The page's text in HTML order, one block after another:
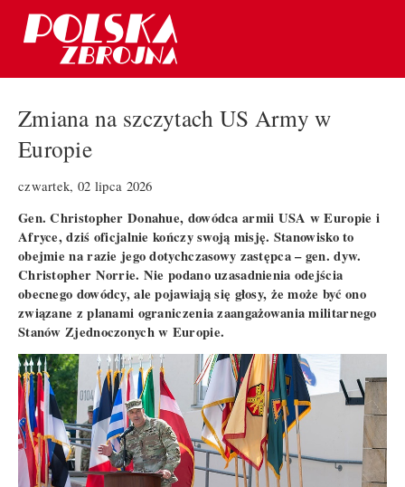
Zmiana na szczytach US Army w
Europie
czwartek, 02 lipca 2026
Gen. Christopher Donahue, dowódca armii USA w Europie i
Afryce, dziś oficjalnie kończy swoją misję. Stanowisko to
obejmie na razie jego dotychczasowy zastępca – gen. dyw.
Christopher Norrie. Nie podano uzasadnienia odejścia
obecnego dowódcy, ale pojawiają się głosy, że może być ono
związane z planami ograniczenia zaangażowania militarnego
Stanów Zjednoczonych w Europie.